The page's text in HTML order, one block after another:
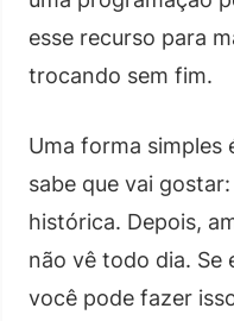
esse recurso para
trocando sem fim.
Uma forma simples
sabe que vai
histórica. Depois,
não vê todo dia. Se
você pode fazer